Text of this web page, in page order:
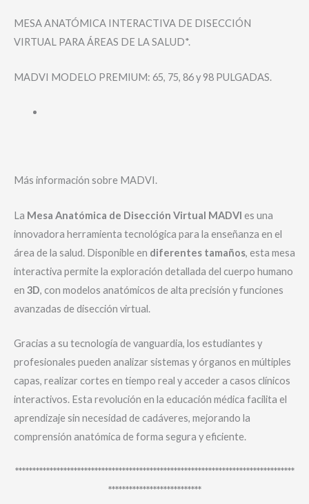
MESA ANATÓMICA INTERACTIVA DE DISECCIÓN
VIRTUAL PARA ÁREAS DE LA SALUD*.
MADVI MODELO PREMIUM: 65, 75, 86 y 98 PULGADAS.
Más información sobre MADVI.
La Mesa Anatómica de Disección Virtual MADVI es una
innovadora herramienta tecnológica para la enseñanza en el
área de la salud. Disponible en diferentes tamaños, esta mesa
interactiva permite la exploración detallada del cuerpo humano
en 3D, con modelos anatómicos de alta precisión y funciones
avanzadas de disección virtual.
Gracias a su tecnología de vanguardia, los estudiantes y
profesionales pueden analizar sistemas y órganos en múltiples
capas, realizar cortes en tiempo real y acceder a casos clínicos
interactivos. Esta revolución en la educación médica facilita el
aprendizaje sin necesidad de cadáveres, mejorando la
comprensión anatómica de forma segura y eficiente.
*********************************************************************************
***************************